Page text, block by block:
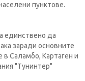
пунктове.
единствено да
заради основните
Саламбо, Картаген и
"Тунинтер"